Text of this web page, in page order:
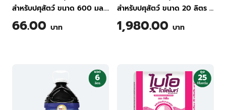
สำหรับปศุสัตว์ ขนาด 600 มล.|
TPI BIO-SAN Organic
Wastewater Treatment for
66.00 บาท
สำหรับปศุสัตว์ ขนาด 20 ลิตร |
TPI BIO-SAN Organic
Wastewater Treatment for
1,980.00 บาท